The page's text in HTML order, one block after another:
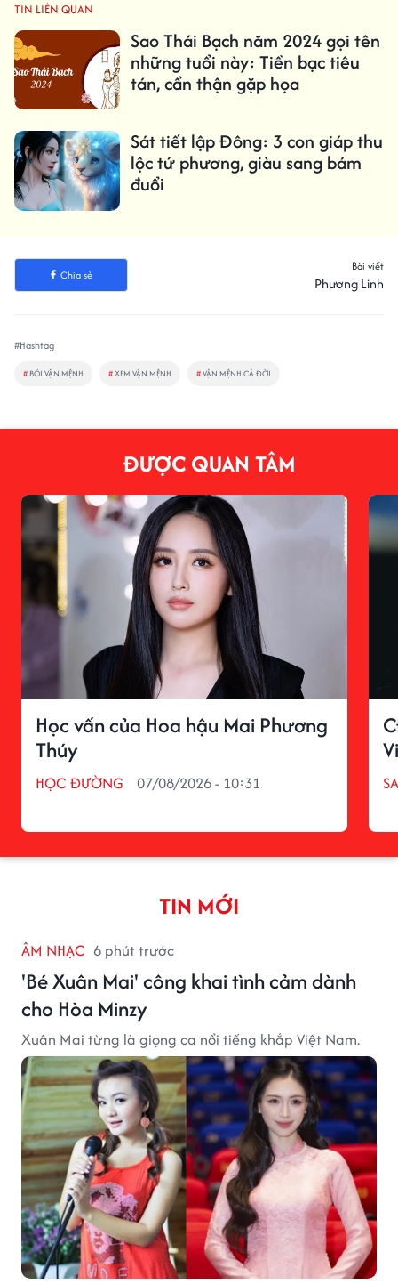
TIN LIÊN QUAN
Sao Thái Bạch năm 2024 gọi tên
những tuổi này: Tiền bạc tiêu
tán, cẩn thận gặp họa
Sát tiết lập Đông: 3 con giáp thu
lộc tứ phương, giàu sang bám
đuổi
Chia sẻ
Bài viết
Phương Linh
#Hashtag
# BÓI VẬN MỆNH #XEM VẬN MỆNH #VẬN MỆNH CẢ ĐỜI
ĐƯỢC QUAN TÂM
Học vấn của Hoa hậu Mai Phương
Thúy
HỌC ĐƯỜNG 07/08/2026 - 10:31
TIN MỚI
ÂM NHẠC 6 phút trước
'Bé Xuân Mai' công khai tình cảm dành
cho Hòa Minzy
Xuân Mai từng là giọng ca nổi tiếng khắp Việt Nam.